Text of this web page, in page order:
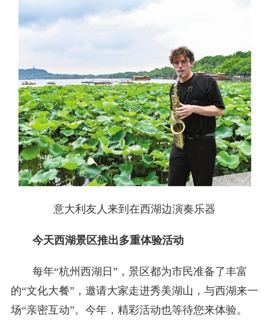
意大利友人来到在西湖边演奏乐器
今天西湖景区推出多重体验活动
每年“杭州西湖日”，景区都为市民准备了丰富
的“文化大餐”，邀请大家走进秀美湖山，与西湖来一
场“亲密互动”。今年，精彩活动也等待您来体验。